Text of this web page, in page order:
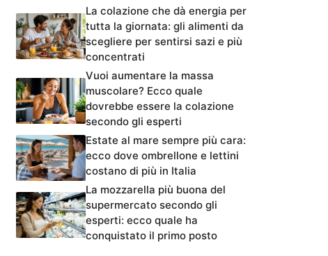
La colazione che dà energia per
tutta la giornata: gli alimenti da
scegliere per sentirsi sazi e più
concentrati
Vuoi aumentare la massa
muscolare? Ecco quale
dovrebbe essere la colazione
secondo gli esperti
Estate al mare sempre più cara:
ecco dove ombrellone e lettini
costano di più in Italia
La mozzarella più buona del
supermercato secondo gli
esperti: ecco quale ha
conquistato il primo posto